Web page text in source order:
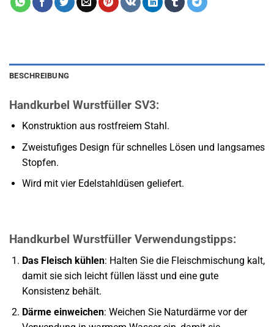
BESCHREIBUNG
Handkurbel Wurstfüller SV3:
Konstruktion aus rostfreiem Stahl.
Zweistufiges Design für schnelles Lösen und langsames
Stopfen.
Wird mit vier Edelstahldüsen geliefert.
Handkurbel Wurstfüller Verwendungstipps:
Das Fleisch kühlen: Halten Sie die Fleischmischung kalt,
damit sie sich leicht füllen lässt und eine gute
Konsistenz behält.
Därme einweichen: Weichen Sie Naturdärme vor der